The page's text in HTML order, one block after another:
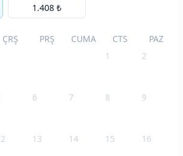
1.408 ₺
ÇRŞ PRŞ CUMA CTS
PAZ
1
2
6 7 8 9
13 14 15 16